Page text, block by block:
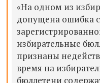
«На одном из
допущена ошибка
избирательные
признаны
время на
бюллетени